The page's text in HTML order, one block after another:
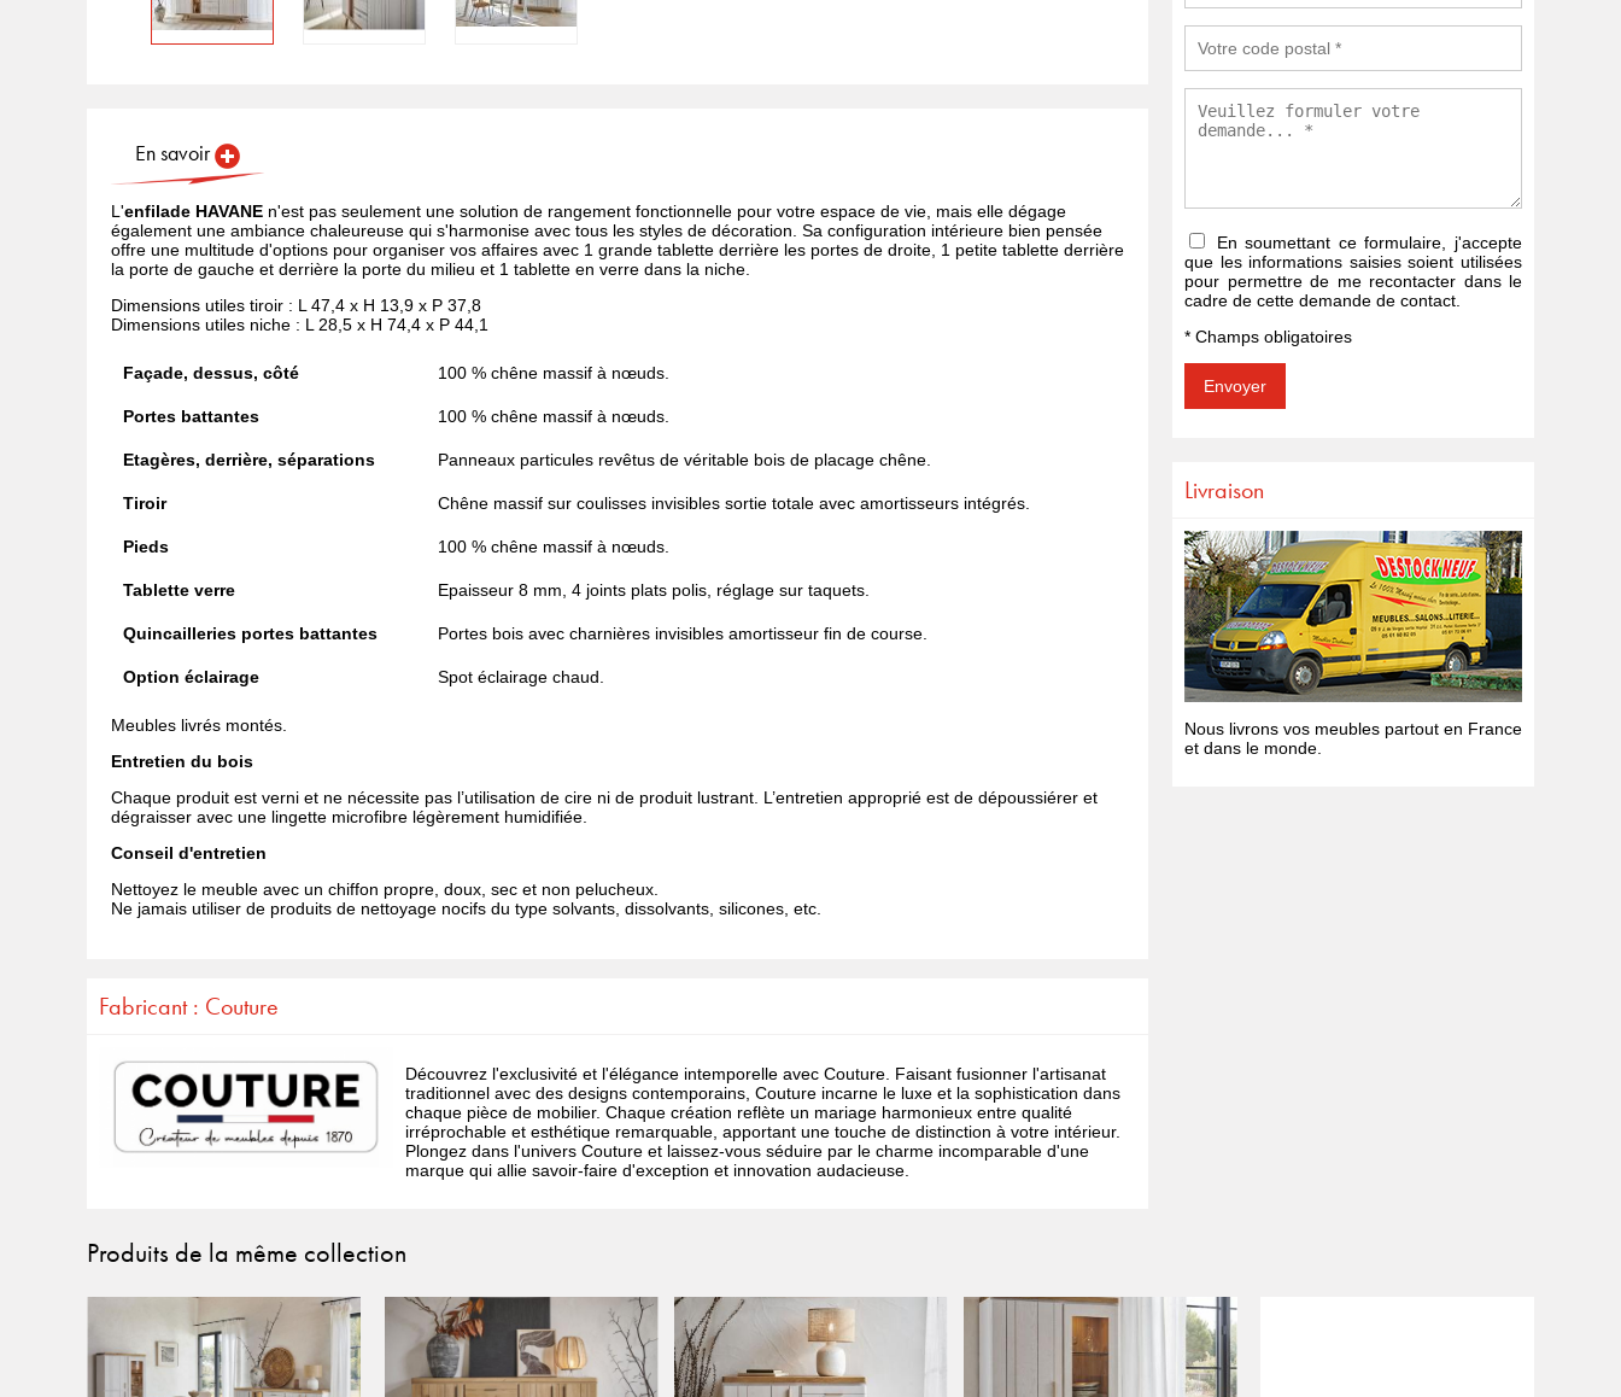
En soumettant ce formulaire, j'accepte
que les informations saisies soient utilisées
pour permettre de me recontacter dans le
cadre de cette demande de contact.
* Champs obligatoires
Livraison
Nous livrons vos meubles partout en France
et dans le monde.
En savoir
L'enfilade HAVANE n'est pas seulement une solution de rangement fonctionnelle pour votre espace de vie, mais elle dégage
également une ambiance chaleureuse qui s'harmonise avec tous les styles de décoration. Sa configuration intérieure bien pensée
offre une multitude d'options pour organiser vos affaires avec 1 grande tablette derrière les portes de droite, 1 petite tablette derrière
la porte de gauche et derrière la porte du milieu et 1 tablette en verre dans la niche.
Dimensions utiles tiroir : L 47,4 x H 13,9 x P 37,8
Dimensions utiles niche : L 28,5 x H 74,4 x P 44,1
Façade, dessus, côté 100 % chêne massif à nœuds.
Portes battantes 100 % chêne massif à nœuds.
Etagères, derrière, séparations Panneaux particules revêtus de véritable bois de placage chêne.
Tiroir Chêne massif sur coulisses invisibles sortie totale avec amortisseurs intégrés.
Pieds 100 % chêne massif à nœuds.
Tablette verre Epaisseur 8 mm, 4 joints plats polis, réglage sur taquets.
Quincailleries portes battantes Portes bois avec charnières invisibles amortisseur fin de course.
Option éclairage Spot éclairage chaud.
Meubles livrés montés.
Entretien du bois
Chaque produit est verni et ne nécessite pas l’utilisation de cire ni de produit lustrant. L’entretien approprié est de dépoussiérer et
dégraisser avec une lingette microfibre légèrement humidifiée.
Conseil d'entretien
Nettoyez le meuble avec un chiffon propre, doux, sec et non pelucheux.
Ne jamais utiliser de produits de nettoyage nocifs du type solvants, dissolvants, silicones, etc.
Fabricant : Couture
Découvrez l'exclusivité et l'élégance intemporelle avec Couture. Faisant fusionner l'artisanat
traditionnel avec des designs contemporains, Couture incarne le luxe et la sophistication dans
chaque pièce de mobilier. Chaque création reflète un mariage harmonieux entre qualité
irréprochable et esthétique remarquable, apportant une touche de distinction à votre intérieur.
Plongez dans l'univers Couture et laissez-vous séduire par le charme incomparable d'une
marque qui allie savoir-faire d'exception et innovation audacieuse.
Produits de la même collection